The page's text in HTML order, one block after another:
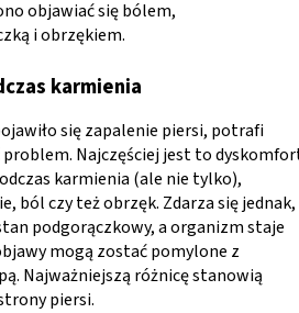
objawiać się bólem,
i obrzękiem.
karmienia
się zapalenie piersi, potrafi
Najczęściej jest to
karmienia (ale nie tylko),
ból czy też obrzęk. Zdarza się jednak,
podgorączkowy, a organizm staje
mogą zostać pomylone z
Najważniejszą różnicę stanowią
piersi.